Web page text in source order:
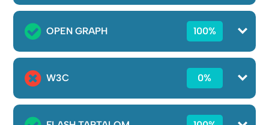
OPEN GRAPH 100%
W3C 0%